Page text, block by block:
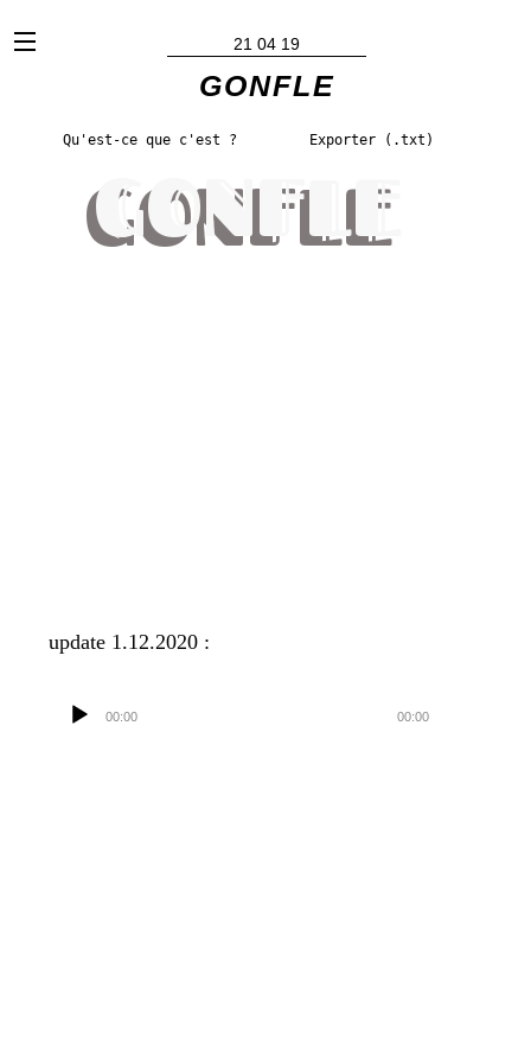
x 21 04 19
GONFLE
update 1.12.2020 :Lecteur
00:00 00:00